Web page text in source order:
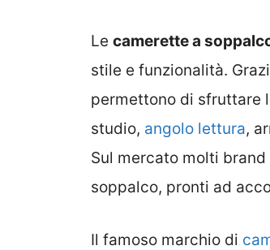
Le camerette a
stile e funzionalità.
permettono di sfruttare
studio, angolo lettura,
Sul mercato molti
soppalco, pronti ad
Il famoso marchio di